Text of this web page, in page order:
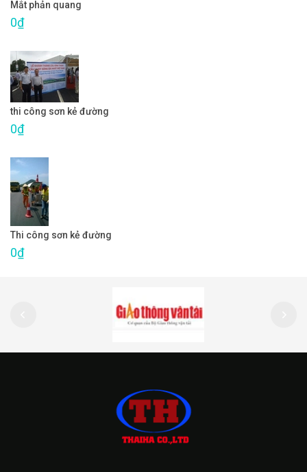
Mắt phản quang
0₫
thi công sơn kẻ đường
0₫
Thi công sơn kẻ đường
0₫